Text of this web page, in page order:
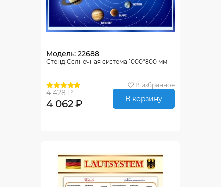
Модель: 22688
Стенд Солнечная система 1000*800 мм
В избранное
4 428 ₽
4 062 ₽ В корзину